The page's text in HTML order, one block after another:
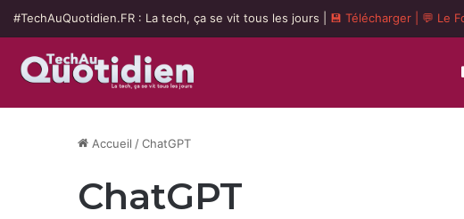
#TechAuQuotidien.FR : La tech, ça se vit tous les jours | 💾 Télécharger 💬 Le
Accueil /ChatGPT
ChatGPT